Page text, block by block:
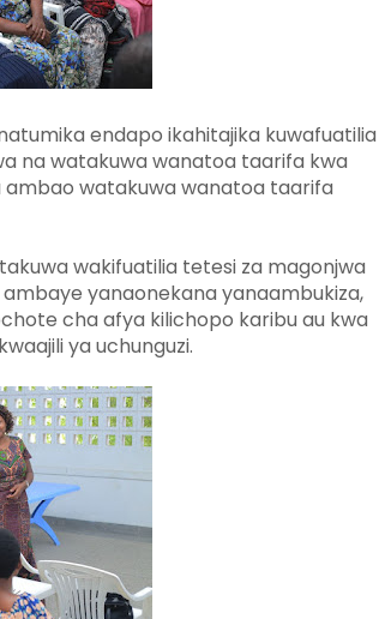
endapo ikahitajika kuwafuatilia
na watakuwa wanatoa taarifa kwa
ambao watakuwa wanatoa taarifa
wakifuatilia tetesi za magonjwa
yanaonekana yanaambukiza,
cha afya kilichopo karibu au kwa
ya uchunguzi.